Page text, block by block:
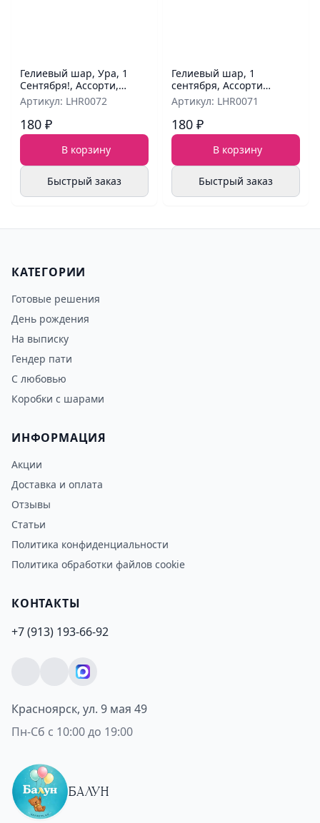
Гелиевый шар, Ура, 1
Сентября!, Ассорти,
пастель
Артикул: LHR0072
180 ₽
В корзину
Быстрый заказ
Гелиевый шар, 1
сентября, Ассорти
Пастель
Артикул: LHR0071
180 ₽
В корзину
Быстрый заказ
КАТЕГОРИИ
Готовые решения
День рождения
На выписку
Гендер пати
С любовью
Коробки с шарами
ИНФОРМАЦИЯ
Акции
Доставка и оплата
Отзывы
Статьи
Политика конфиденциальности
Политика обработки файлов cookie
КОНТАКТЫ
+7 (913) 193-66-92
Красноярск, ул. 9 мая 49
Пн-Сб с 10:00 до 19:00
БАЛУН